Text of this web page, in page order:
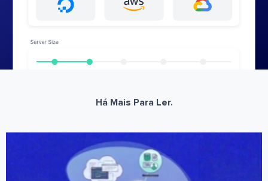
Há Mais Para Ler.